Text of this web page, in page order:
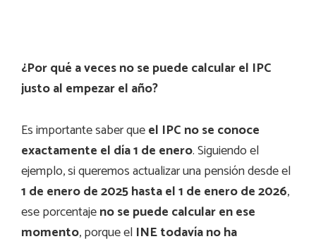
¿Por qué a veces no se puede calcular el IPC
justo al empezar el año?
Es importante saber queel IPC no se conoce
exactamente el día 1 de enero. Siguiendo el
ejemplo, si queremos actualizar una pensión desde el
1 de enero de 2025 hasta el 1 de enero de 2026,
ese porcentajeno se puede calcular en ese
momento, porque el INE todavía no ha